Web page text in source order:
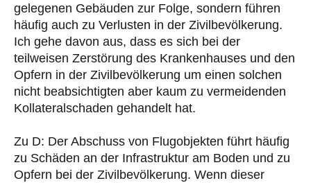
gelegenen Gebäuden zur Folge, sondern führen
häufig auch zu Verlusten in der Zivilbevölkerung.
Ich gehe davon aus, dass es sich bei der
teilweisen Zerstörung des Krankenhauses und den
Opfern in der Zivilbevölkerung um einen solchen
nicht beabsichtigten aber kaum zu vermeidenden
Kollateralschaden gehandelt hat.
Zu D: Der Abschuss von Flugobjekten führt häufig
zu Schäden an der Infrastruktur am Boden und zu
Opfern bei der Zivilbevölkerung. Wenn dieser